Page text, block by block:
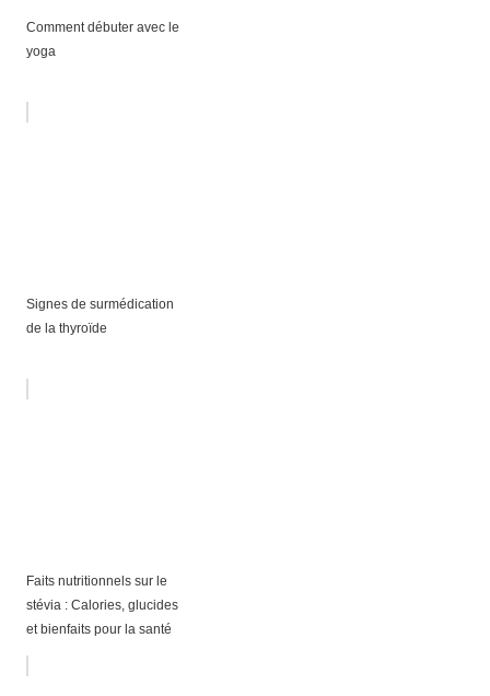
Comment débuter avec le
yoga
Signes de surmédication
de la thyroïde
Faits nutritionnels sur le
stévia : Calories, glucides
et bienfaits pour la santé